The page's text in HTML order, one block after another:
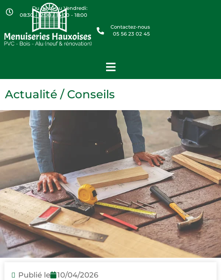
Du lundi au Vendredi:
08:30 - 12:00 / 14:00 - 18:00
Contactez-nous
05 56 23 02 45
Actualité / Conseils
Publié le 10/04/2026